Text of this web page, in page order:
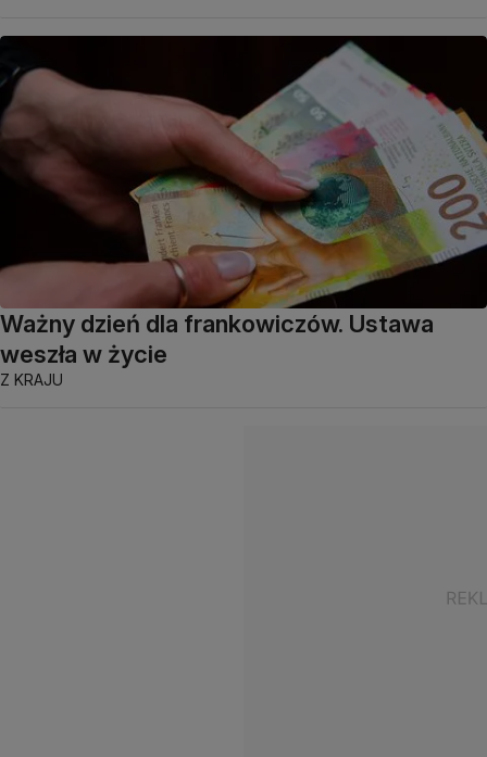
Ważny dzień dla frankowiczów. Ustawa
weszła w życie
Z KRAJU